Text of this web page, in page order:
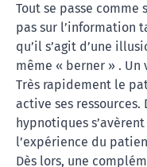
Tout se passe
pas sur l’information
qu’il s’agit d’une
même « berner » .
Très rapidement le
active ses
hypnotiques
l’expérience du
Dès lors, une